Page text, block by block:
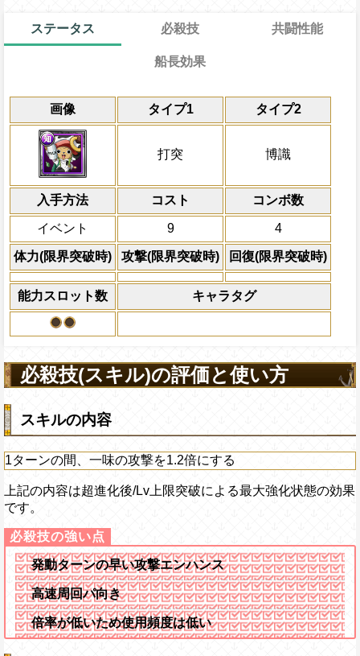
ステータス
画像 タイプ1 タイプ2
打突 博識
入手方法 コスト コンボ数
イベント 9 4
体力(限界突破時) 攻撃(限界突破時) 回復(限界突破時)
能力スロット数 キャラタグ
必殺技
通常 12→7ターン
限界突破
通常時
1ターンの間、一味の攻撃を1.2倍にする
共闘性能
共闘性能
船長効果
冒険開始時の必殺タ
キャラの攻撃を
にし、他の属性キャ
必殺技
ターン数：8
敵1体のHPを25%減
体力の上限を無視し
×30倍の全プレイヤー
(最大体力の2倍上限
えている時、体力満
になる)、全プレイヤ
アクション
を30%下げ、博識タ
げる
船長効果
通常時
知属性キャラの攻撃を2倍にする
Lv上限突破
必殺技(スキル)の評価と使い方
スキルの内容
1ターンの間、一味の攻撃を1.2倍にする
上記の内容は超進化後/Lv上限突破による最大強化状態の効果
です。
発動ターンの早い攻撃エンハンス
高速周回パ向き
倍率が低いため使用頻度は低い